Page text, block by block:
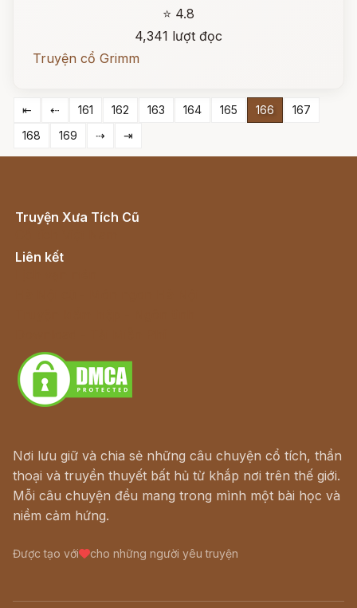
⭐ 4.8
4,341 lượt đọc
Truyện cổ Grimm
⇤ ⇠ 161 162 163 164 165 166
167
168
169 ⇢ ⇥
Truyện Xưa Tích Cũ
Liên kết
Nơi lưu giữ và chia sẻ những câu chuyện cổ tích, thần
thoại và truyền thuyết bất hủ từ khắp nơi trên thế giới.
Mỗi câu chuyện đều mang trong mình một bài học và
niềm cảm hứng.
Được tạo với cho những người yêu truyện